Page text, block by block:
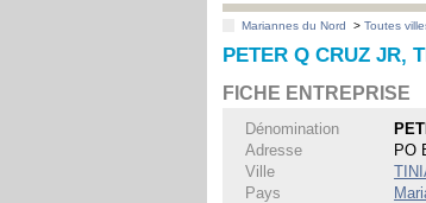
Mariannes du Nord >Toutes
PETER Q CRUZ JR,
FICHE ENTREPRISE
Dénomination
Adresse
PO
Ville
Pays